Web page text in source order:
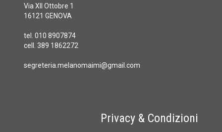
Via XII Ottobre 1
16121 GENOVA
tel. 010 8907874
cell. 389 1862272
segreteria.melanomaimi@gmail.com
Privacy & Condizioni